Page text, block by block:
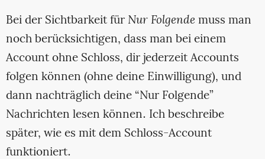
Bei der Sichtbarkeit für Nur Folgendemuss man
noch berücksichtigen, dass man bei einem
Account ohne Schloss, dir jederzeit Accounts
folgen können (ohne deine Einwilligung), und
dann nachträglich deine “Nur Folgende”
Nachrichten lesen können. Ich beschreibe
später, wie es mit dem Schloss-Account
funktioniert.